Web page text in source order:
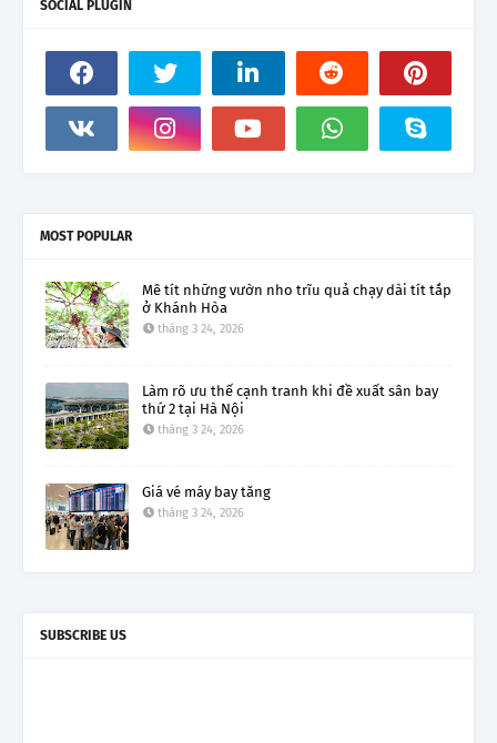
SOCIAL PLUGIN
MOST POPULAR
Mê tít những vườn nho trĩu quả chạy dài tít tắp
ở Khánh Hòa
tháng 3 24, 2026
Làm rõ ưu thế cạnh tranh khi đề xuất sân bay
thứ 2 tại Hà Nội
tháng 3 24, 2026
Giá vé máy bay tăng
tháng 3 24, 2026
SUBSCRIBE US